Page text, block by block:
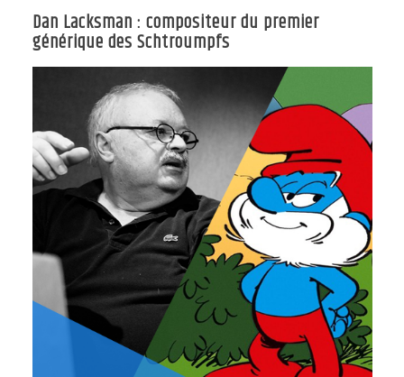
Dan Lacksman : compositeur du premier
générique des Schtroumpfs